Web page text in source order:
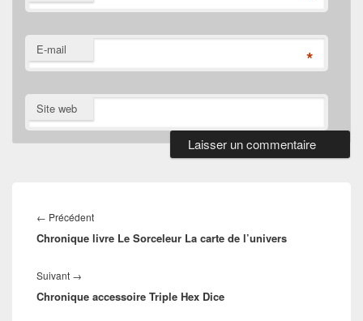
E-mail *
Site web
de
l’article
← PrécédentArticle
précédent :
Chronique livre Le Sorceleur La carte de l’univers
Suivant →
suivant :
Chronique accessoire Triple Hex Dice